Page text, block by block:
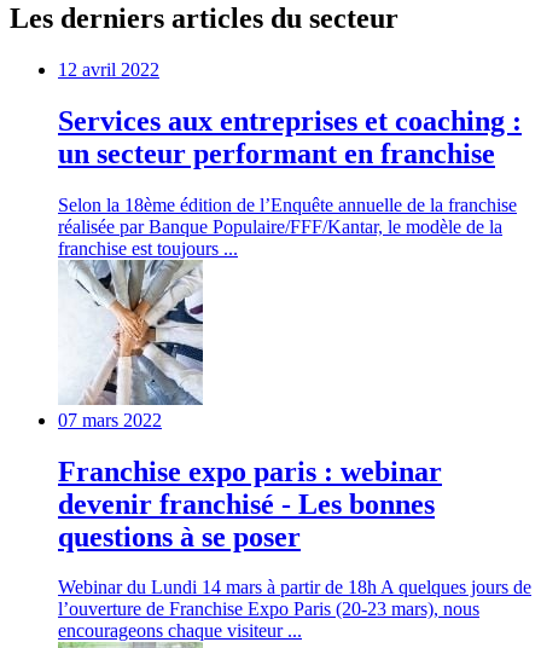
Les derniers articles du secteur
12 avril 2022
Services aux entreprises et coaching :
un secteur performant en franchise
Selon la 18ème édition de l’Enquête annuelle de la franchise
réalisée par Banque Populaire/FFF/Kantar, le modèle de la
franchise est toujours ...
07 mars 2022
Franchise expo paris : webinar
devenir franchisé - Les bonnes
questions à se poser
Webinar du Lundi 14 mars à partir de 18h A quelques jours de
l’ouverture de Franchise Expo Paris (20-23 mars), nous
encourageons chaque visiteur ...